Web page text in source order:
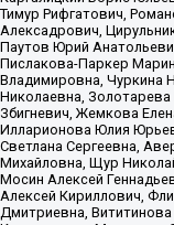
Тимур Рифгатович,
Алексадрович,
Паутов Юрий
Пислакова-Паркер
Владимировна, Чуркина
Николаевна, Золотарева
Збигневич, Жемкова
Илларионова Юлия
Светлана Сергеевна,
Михайловна, Щур
Мосин Алексей
Алексей Кириллович,
Дмитриевна,